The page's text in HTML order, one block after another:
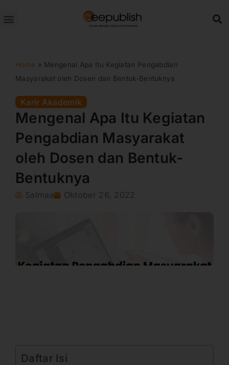
ke
Home » Mengenal Apa Itu Kegiatan Pengabdian
Masyarakat oleh Dosen dan Bentuk-Bentuknya
Karir Akademik
Mengenal Apa Itu Kegiatan
Pengabdian Masyarakat
oleh Dosen dan Bentuk-
Bentuknya
Salmaa Oktober 26, 2022
Daftar Isi